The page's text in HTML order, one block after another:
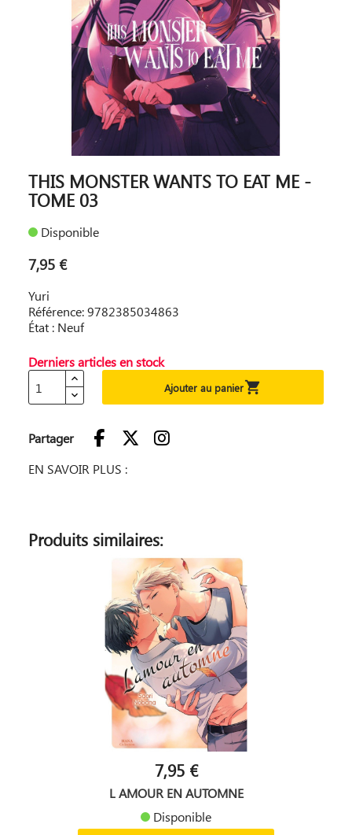
THIS MONSTER WANTS TO EAT ME -
TOME 03
Disponible
7,95 €
Yuri
Référence: 9782385034863
État : Neuf
Derniers articles en stock
Ajouter au panier
Partager
EN SAVOIR PLUS :
Produits similaires:
7,95 €
L AMOUR EN AUTOMNE
Disponible